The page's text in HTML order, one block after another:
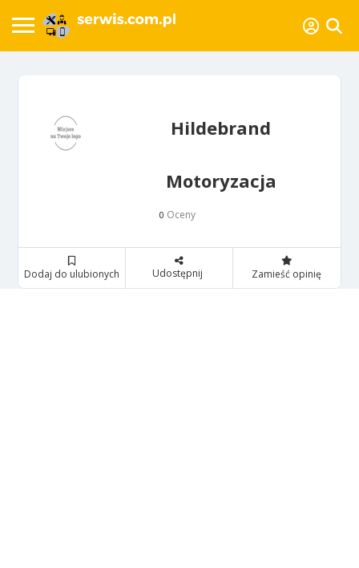
Hildebrand
Motoryzacja
0 Oceny
Dodaj do ulubionych Udostępnij Zamieść opinię